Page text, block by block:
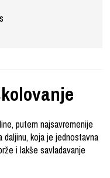
putem najsavremenije
koja je jednostavna
i lakše savladavanje